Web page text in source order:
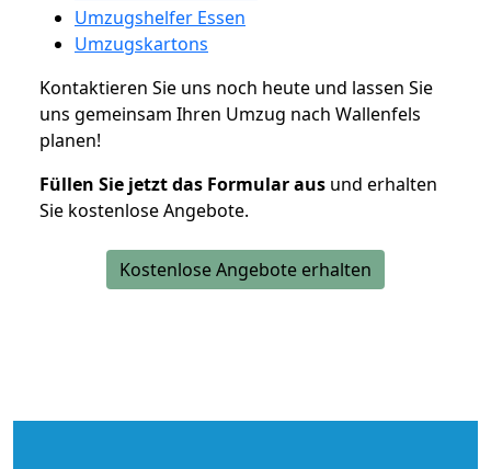
Umzugshelfer Essen
Umzugskartons
Kontaktieren Sie uns noch heute und lassen Sie
uns gemeinsam Ihren Umzug nach Wallenfels
planen!
Füllen Sie jetzt das Formular aus und erhalten
Sie kostenlose Angebote.
Kostenlose Angebote erhalten